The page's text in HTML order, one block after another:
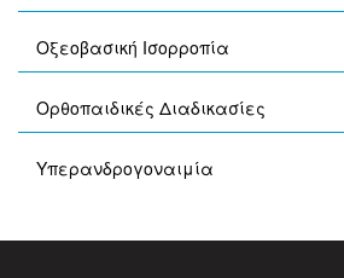
Οξεοβασική Ισορροπία
Ορθοπαιδικές Διαδικασίες
Υπερανδρογοναιμία